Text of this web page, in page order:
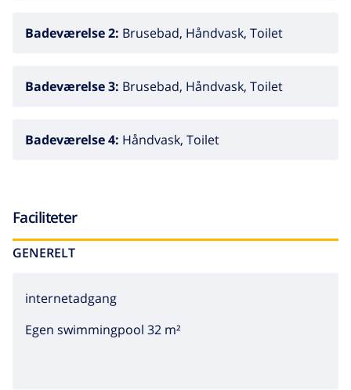
Badeværelse 2: Brusebad, Håndvask, Toilet
Badeværelse 3: Brusebad, Håndvask, Toilet
Badeværelse 4: Håndvask, Toilet
Faciliteter
GENERELT
internetadgang
Egen swimmingpool 32 m²